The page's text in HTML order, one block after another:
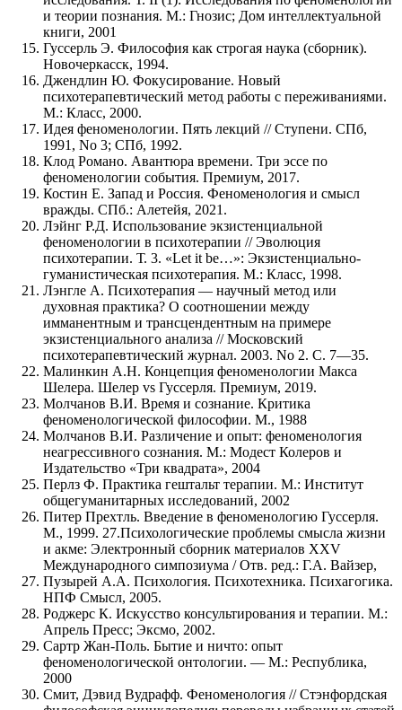
и теории познания. М.: Гнозис; Дом интеллектуальной
книги, 2001
Гуссерль Э. Философия как строгая наука (сборник).
Новочеркасск, 1994.
Джендлин Ю. Фокусирование. Новый
психотерапевтический метод работы с переживаниями.
М.: Класс, 2000.
Идея феноменологии. Пять лекций // Ступени. СПб,
1991, No 3; СПб, 1992.
Клод Романо. Авантюра времени. Три эссе по
феноменологии события. Премиум, 2017.
Костин Е. Запад и Россия. Феноменология и смысл
вражды. СПб.: Алетейя, 2021.
Лэйнг Р.Д. Использование экзистенциальной
феноменологии в психотерапии // Эволюция
психотерапии. Т. 3. «Let it be…»: Экзистенциально-
гуманистическая психотерапия. М.: Класс, 1998.
Лэнгле А. Психотерапия — научный метод или
духовная практика? О соотношении между
имманентным и трансцендентным на примере
экзистенциального анализа // Московский
психотерапевтический журнал. 2003. No 2. С. 7—35.
Малинкин А.Н. Концепция феноменологии Макса
Шелера. Шелер vs Гуссерля. Премиум, 2019.
Молчанов В.И. Время и сознание. Критика
феноменологической философии. М., 1988
Молчанов В.И. Различение и опыт: феноменология
неагрессивного сознания. М.: Модест Колеров и
Издательство «Три квадрата», 2004
Перлз Ф. Практика гештальт терапии. М.: Институт
общегуманитарных исследований, 2002
Питер Прехтль. Введение в феноменологию Гуссерля.
М., 1999. 27.Психологические проблемы смысла жизни
и акме: Электронный сборник материалов XXV
Международного симпозиума / Отв. ред.: Г.А. Вайзер,
Пузырей А.А. Психология. Психотехника. Психагогика.
НПФ Смысл, 2005.
Роджерс К. Искусство консультирования и терапии. М.:
Апрель Пресс; Эксмо, 2002.
Сартр Жан-Поль. Бытие и ничто: опыт
феноменологической онтологии. — М.: Республика,
2000
Смит, Дэвид Вудрафф. Феноменология // Стэнфордская